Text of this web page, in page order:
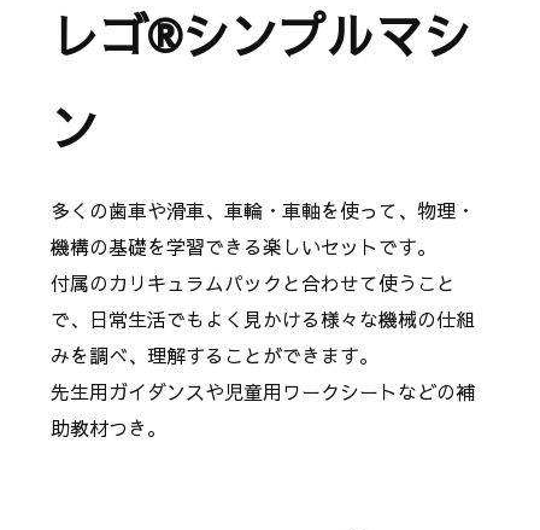
レゴ®️シンプルマシ
ン
多くの歯車や滑車、車輪・車軸を使って、物理・
機構の基礎を学習できる楽しいセットです。
付属のカリキュラムパックと合わせて使うこと
で、日常生活でもよく見かける様々な機械の仕組
みを調べ、理解することができます。
先生用ガイダンスや児童用ワークシートなどの補
助教材つき。